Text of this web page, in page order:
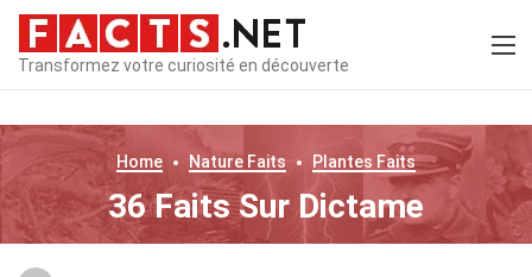
Transformez votre curiosité en découverte
Home Nature Faits Plantes Faits
36 Faits Sur Dictame